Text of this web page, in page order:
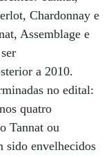
Chardonnay e
Assemblage e
a 2010.
no edital:
quatro
Tannat ou
sido envelhecidos